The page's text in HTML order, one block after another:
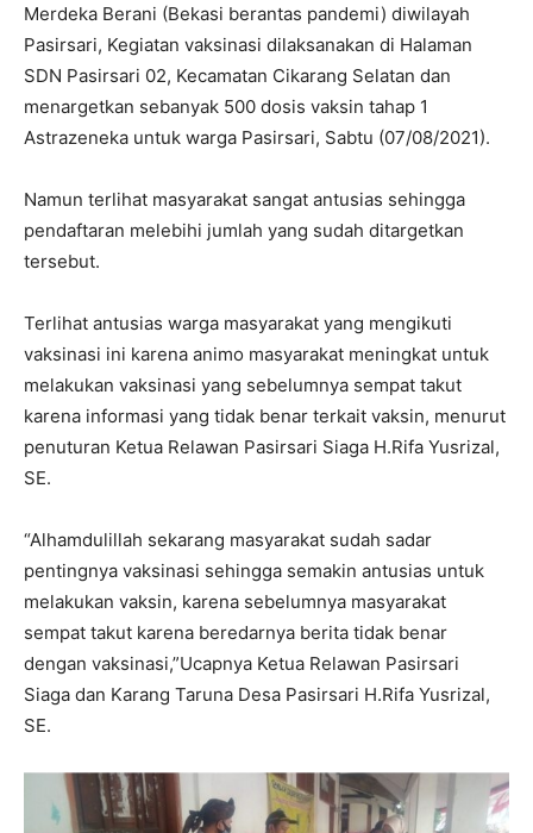
Merdeka Berani (Bekasi berantas pandemi) diwilayah
Pasirsari, Kegiatan vaksinasi dilaksanakan di Halaman
SDN Pasirsari 02, Kecamatan Cikarang Selatan dan
menargetkan sebanyak 500 dosis vaksin tahap 1
Astrazeneka untuk warga Pasirsari, Sabtu (07/08/2021).
Namun terlihat masyarakat sangat antusias sehingga
pendaftaran melebihi jumlah yang sudah ditargetkan
tersebut.
Terlihat antusias warga masyarakat yang mengikuti
vaksinasi ini karena animo masyarakat meningkat untuk
melakukan vaksinasi yang sebelumnya sempat takut
karena informasi yang tidak benar terkait vaksin, menurut
penuturan Ketua Relawan Pasirsari Siaga H.Rifa Yusrizal,
SE.
“Alhamdulillah sekarang masyarakat sudah sadar
pentingnya vaksinasi sehingga semakin antusias untuk
melakukan vaksin, karena sebelumnya masyarakat
sempat takut karena beredarnya berita tidak benar
dengan vaksinasi,”Ucapnya Ketua Relawan Pasirsari
Siaga dan Karang Taruna Desa Pasirsari H.Rifa Yusrizal,
SE.